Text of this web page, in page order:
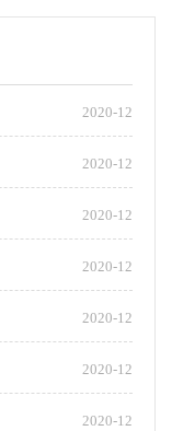
2020-12
2020-12
2020-12
2020-12
2020-12
2020-12
2020-12